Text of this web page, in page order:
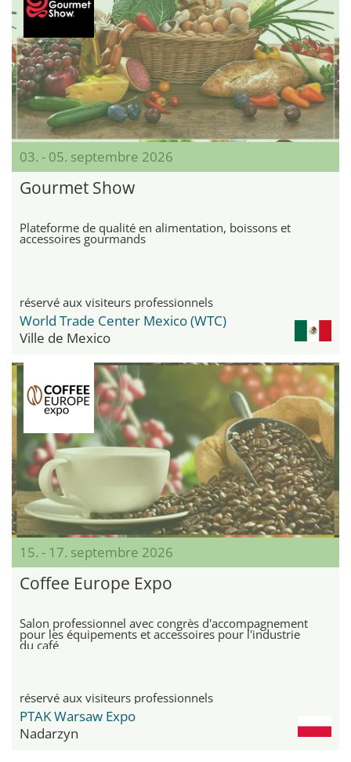
03. - 05. septembre 2026
Gourmet Show
Plateforme de qualité en alimentation, boissons et
accessoires gourmands
réservé aux visiteurs professionnels
World Trade Center Mexico (WTC)
Ville de Mexico
15. - 17. septembre 2026
Coffee Europe Expo
Salon professionnel avec congrès d'accompagnement
pour les équipements et accessoires pour l'industrie
du café
réservé aux visiteurs professionnels
PTAK Warsaw Expo
Nadarzyn